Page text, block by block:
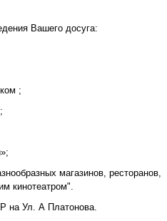
Вашего досуга:
;
магазинов, ресторанов,
кинотеатром".
на Ул. А Платонова.